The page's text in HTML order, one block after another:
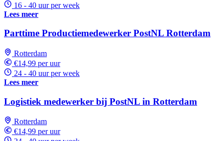
16 - 40 uur per week
Lees meer
Parttime Productiemedewerker PostNL Rotterdam
Rotterdam
€14,99 per uur
24 - 40 uur per week
Lees meer
Logistiek medewerker bij PostNL in Rotterdam
Rotterdam
€14,99 per uur